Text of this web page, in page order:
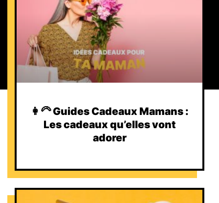
👩‍🦳 Guides Cadeaux Mamans :
Les cadeaux qu’elles vont
adorer